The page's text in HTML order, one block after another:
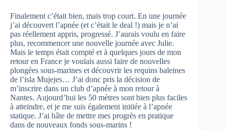
Finalement c’était bien, mais trop court. En une journée
j’ai découvert l’apnée (et c’était le deal !) mais je n’ai
pas réellement appris, progressé. J’aurais voulu en faire
plus, recommencer une nouvelle journée avec Julie.
Mais le temps était compté et à quelques jours de mon
retour en France je voulais aussi faire de nouvelles
plongées sous-marines et découvrir les requins baleines
de l’isla Mujejes… J’ai donc pris la décision de
m’inscrire dans un club d’apnée à mon retour à
Nantes. Aujourd’hui les 50 mètres sont bien plus faciles
à atteindre, et je me suis également initiée à l’apnée
statique. J’ai hâte de mettre mes progrès en pratique
dans de nouveaux fonds sous-marins !